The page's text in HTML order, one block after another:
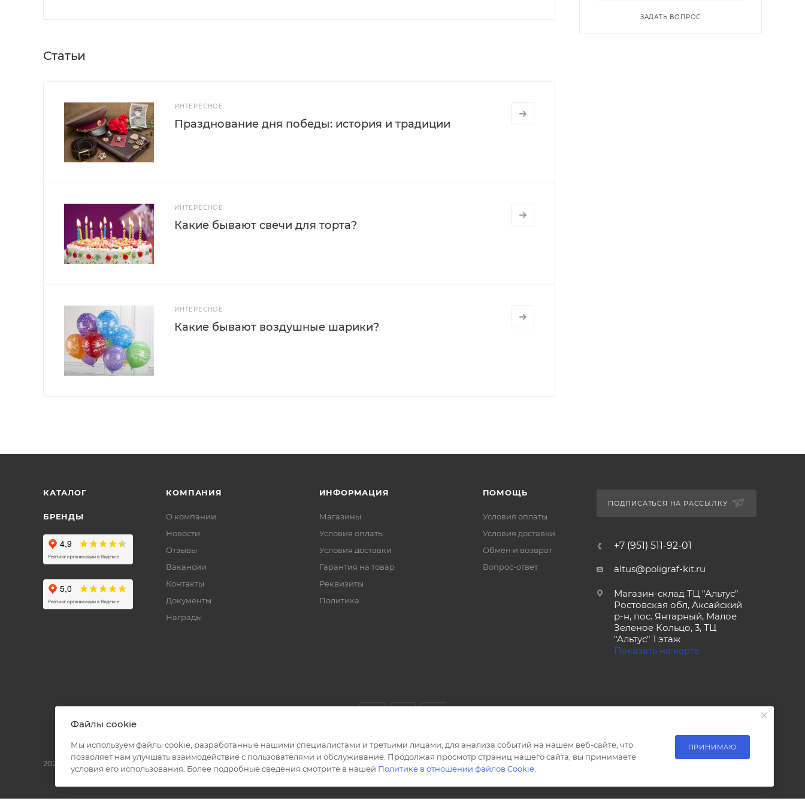
Статьи
ИНТЕРЕСНОЕ
Празднование дня победы: история и традиции
ИНТЕРЕСНОЕ
Какие бывают свечи для торта?
ИНТЕРЕСНОЕ
Какие бывают воздушные шарики?
ЗАДАТЬ ВОПРОС
КАТАЛОГ
БРЕНДЫ
КОМПАНИЯ
О компании
Новости
Отзывы
Вакансии
Контакты
Документы
Награды
ИНФОРМАЦИЯ
Магазины
Условия оплаты
Условия доставки
Гарантия на товар
Реквизиты
Политика
ПОМОЩЬ
Условия оплаты
Условия доставки
Обмен и возврат
Вопрос-ответ
ПОДПИСАТЬСЯ НА РАССЫЛКУ
+7 (951) 511-92-01
altus@poligraf-kit.ru
Магазин-склад ТЦ "Альтус"
Ростовская обл, Аксайский
р-н, пос. Янтарный, Малое
Зеленое Кольцо, 3, ТЦ
"Альтус" 1 этаж
Показать на карте
2026 © Полиграф кит - интернет-магазин
Файлы cookie
Мы используем файлы cookie, разработанные нашими специалистами и третьими лицами, для анализа событий на нашем веб-сайте, что
позволяет нам улучшать взаимодействие с пользователями и обслуживание. Продолжая просмотр страниц нашего сайта, вы принимаете
условия его использования. Более подробные сведения смотрите в нашей Политике в отношении файлов Cookie
ПРИНИМАЮ